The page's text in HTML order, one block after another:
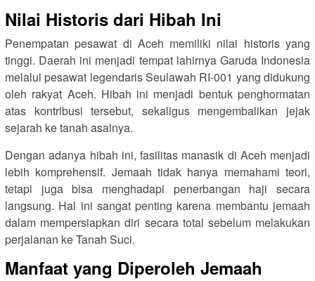
Nilai Historis dari Hibah Ini
Penempatan pesawat di Aceh memiliki nilai historis yang
tinggi. Daerah ini menjadi tempat lahirnya Garuda Indonesia
melalui pesawat legendaris Seulawah RI-001 yang didukung
oleh rakyat Aceh. Hibah ini menjadi bentuk penghormatan
atas kontribusi tersebut, sekaligus mengembalikan jejak
sejarah ke tanah asalnya.
Dengan adanya hibah ini, fasilitas manasik di Aceh menjadi
lebih komprehensif. Jemaah tidak hanya memahami teori,
tetapi juga bisa menghadapi penerbangan haji secara
langsung. Hal ini sangat penting karena membantu jemaah
dalam mempersiapkan diri secara total sebelum melakukan
perjalanan ke Tanah Suci.
Manfaat yang Diperoleh Jemaah